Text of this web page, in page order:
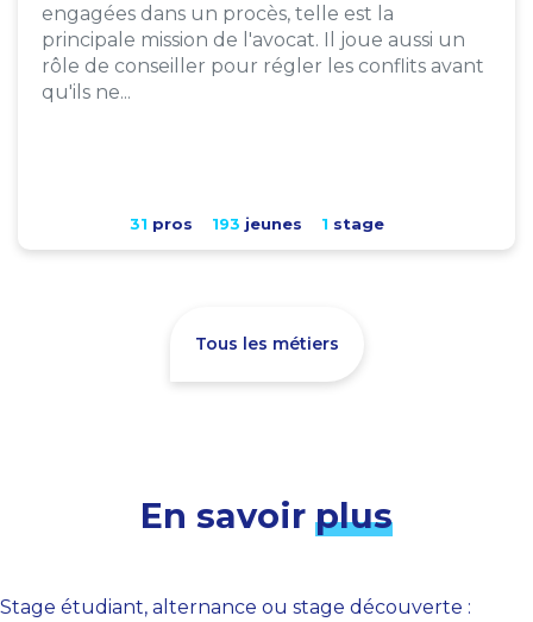
engagées dans un procès, telle est la
principale mission de l'avocat. Il joue aussi un
rôle de conseiller pour régler les conflits avant
qu'ils ne...
31 pros 193 jeunes 1 stage
Tous les métiers
En savoir plus
Stage étudiant, alternance ou stage découverte :